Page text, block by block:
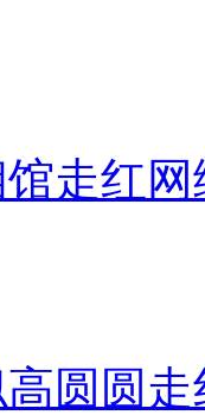
走红网
圆圆走